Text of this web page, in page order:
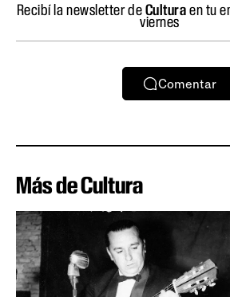
Recibí la newsletter deCulturaen tu
viernes
Comentar
Más de Cultura